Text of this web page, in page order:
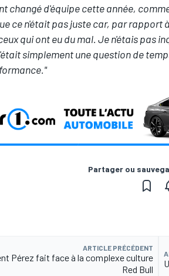
changé d'équipe cette année,
ce n'était pas juste car, par rapport
qui ont eu du mal. Je n'étais pas
simplement une question de
Partager ou
ARTICLE PRÉCÉDENT
Pérez fait face à la complexe culture
Red Bull